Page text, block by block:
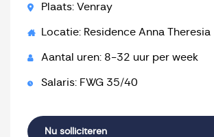
Plaats: Venray
Locatie: Residence Anna Theresia
Aantal uren: 8-32 uur per week
Salaris: FWG 35/40
Nu solliciteren